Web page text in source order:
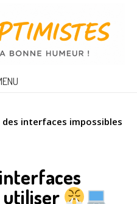
des interfaces impossibles
utiliser